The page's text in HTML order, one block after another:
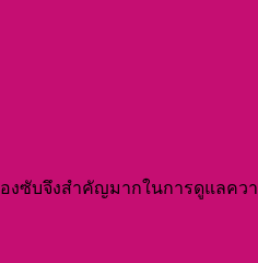
องซับจึงสำคัญมากในการดูแลคว